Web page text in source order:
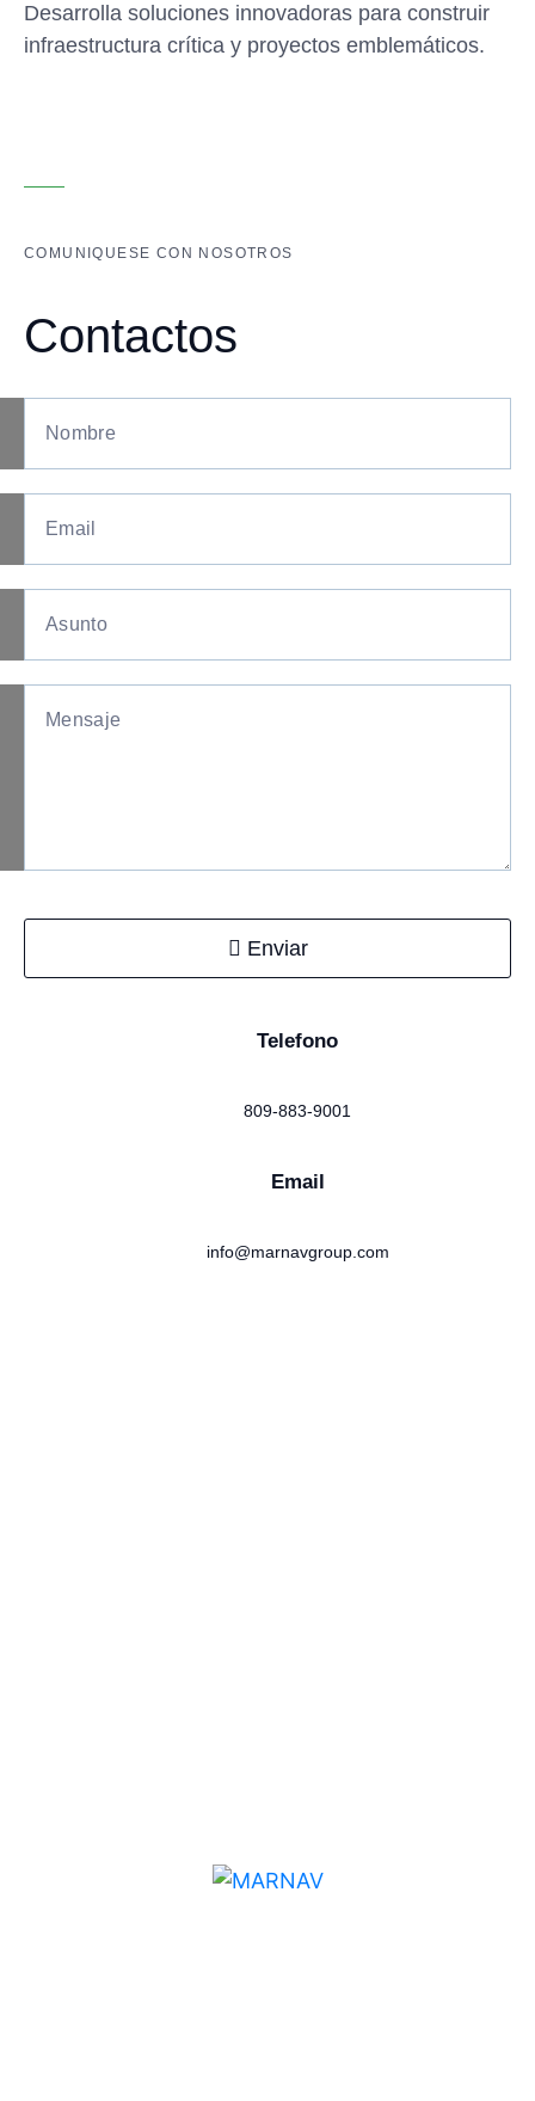
Desarrolla soluciones innovadoras para construir
infraestructura crítica y proyectos emblemáticos.
COMUNIQUESE CON NOSOTROS
Contactos
Enviar
Telefono
809-883-9001
Email
info@marnavgroup.com